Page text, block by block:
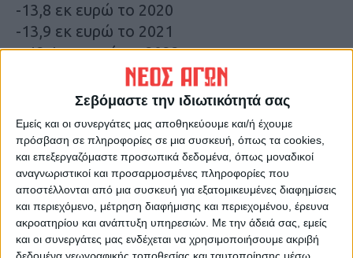
Σεβόμαστε την ιδιωτικότητά σας
Εμείς και οι συνεργάτες μας αποθηκεύουμε και/ή έχουμε
πρόσβαση σε πληροφορίες σε μια συσκευή, όπως τα cookies,
και επεξεργαζόμαστε προσωπικά δεδομένα, όπως μοναδικοί
αναγνωριστικοί και προσαρμοσμένες πληροφορίες που
αποστέλλονται από μια συσκευή για εξατομικευμένες διαφημίσεις
και περιεχόμενο, μέτρηση διαφήμισης και περιεχομένου, έρευνα
ακροατηρίου και ανάπτυξη υπηρεσιών. Με την άδειά σας, εμείς
και οι συνεργάτες μας ενδέχεται να χρησιμοποιήσουμε ακριβή
-13,8 εκ ευρώ το 2020
-13,9 εκ ευρώ το 2021
– 12,1 εκ ευρώ το 2022
– 12,3 εκ ευρω το 2023
-11,8 εκ ευρω το 2024